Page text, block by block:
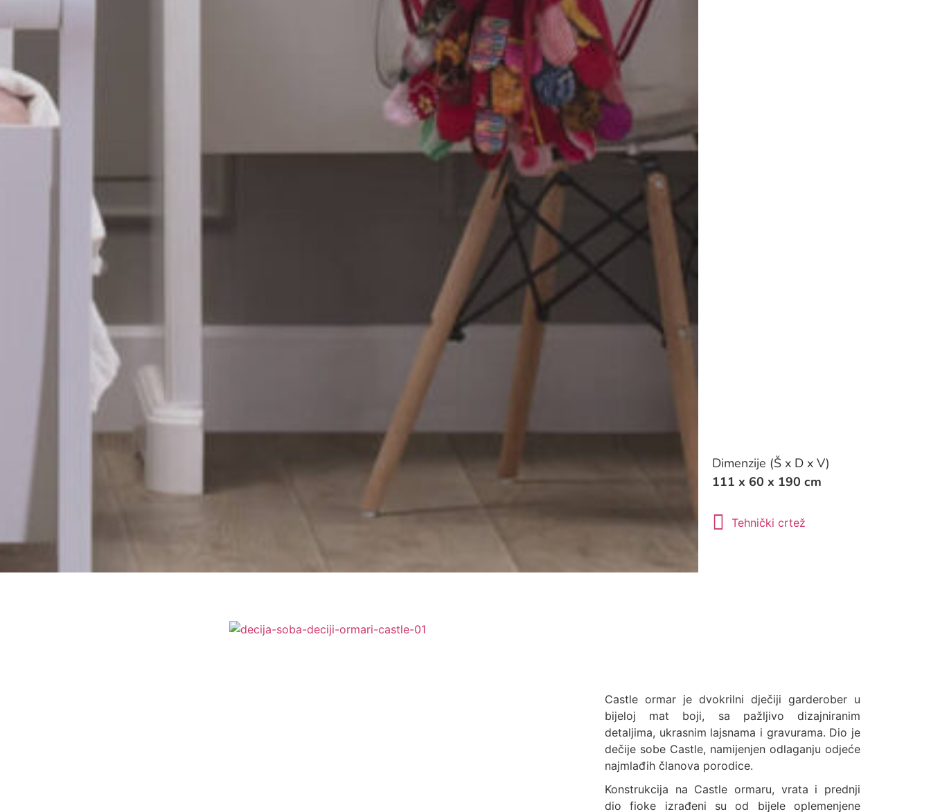
Dimenzije (Š x D x V)
111 x 60 x 190 cm
Tehnički crtež
Castle ormar je dvokrilni dječiji garderober u
bijeloj mat boji, sa pažljivo dizajniranim
detaljima, ukrasnim lajsnama i gravurama. Dio je
dečije sobe Castle, namijenjen odlaganju odjeće
najmlađih članova porodice.
Konstrukcija na Castle ormaru, vrata i prednji
dio fioke izrađeni su od bijele oplemenjene